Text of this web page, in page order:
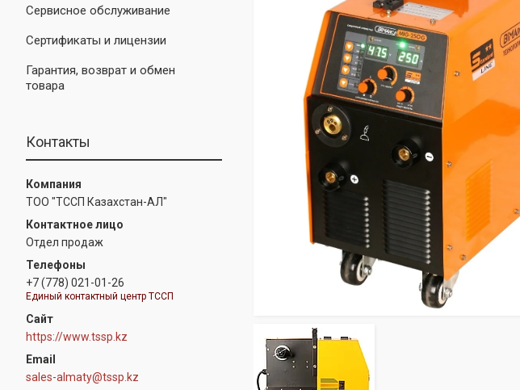
Сервисное обслуживание
Сертификаты и лицензии
Гарантия, возврат и обмен
товара
Контакты
ТОО "ТССП Казахстан-АЛ"
Отдел продаж
+7 (778) 021-01-26
Единый контактный центр ТССП
https://www.tssp.kz
sales-almaty@tssp.kz